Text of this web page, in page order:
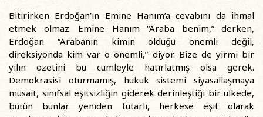
Bitirirken Erdoğan’ın Emine Hanım’a cevabını da ihmal
etmek olmaz. Emine Hanım “Araba benim,” derken,
Erdoğan “Arabanın kimin olduğu önemli değil,
direksiyonda kim var o önemli,” diyor. Bize de yirmi bir
yılın özetini bu cümleyle hatırlatmış olsa gerek.
Demokrasisi oturmamış, hukuk sistemi siyasallaşmaya
müsait, sınıfsal eşitsizliğin giderek derinleştiği bir ülkede,
bütün bunlar yeniden tutarlı, herkese eşit olarak